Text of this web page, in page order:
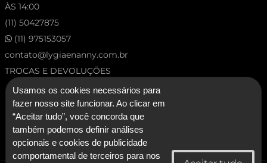
ÀS 14:00
(11) 50427875
(11) 975153057
contato@lygiaenanny.com.br
TROCAS E DEVOLUÇÕES
Usamos os cookies necessários para
fazer nosso site funcionar. Ao clicar em
“Aceitar tudo”, você concorda que
também podemos definir análises
opcionais e cookies de publicidade
comportamental de terceiros para nos